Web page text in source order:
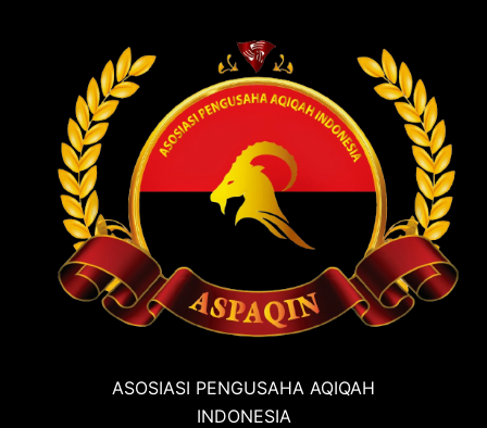
ASOSIASI PENGUSAHA AQIQAH
INDONESIA